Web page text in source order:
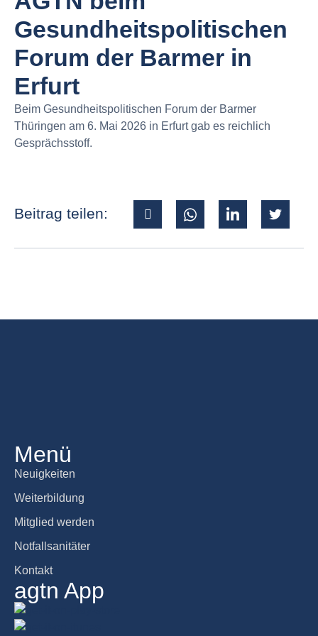
Gesundheitspolitischen
Forum der Barmer in
Erfurt
Beim Gesundheitspolitischen Forum der Barmer
Thüringen am 6. Mai 2026 in Erfurt gab es reichlich
Gesprächsstoff.
Beitrag teilen:
Menü
Neuigkeiten
Weiterbildung
Mitglied werden
Notfallsanitäter
Kontakt
agtn App